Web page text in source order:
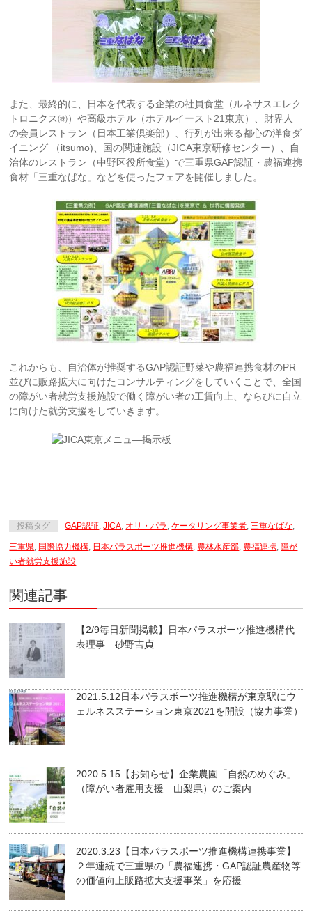
また、最終的に、日本を代表する企業の社員食堂（ルネサスエレク
トロニクス㈱）や高級ホテル（ホテルイースト21東京）、財界人
の会員レストラン（日本工業倶楽部）、行列が出来る都心の洋食ダ
イニング （itsumo)、国の関連施設（JICA東京研修センター）、自
治体のレストラン（中野区役所食堂）で三重県GAP認証・農福連携
食材「三重なばな」などを使ったフェアを開催しました。
これからも、自治体が推奨するGAP認証野菜や農福連携食材のPR
並びに販路拡大に向けたコンサルティングをしていくことで、全国
の障がい者就労支援施設で働く障がい者の工賃向上、ならびに自立
に向けた就労支援をしていきます。
投稿タグ GAP認証,JICA, オリ・パラ ,ケータリング事業者,三重なばな,
三重県, 国際協力機構, 日本パラスポーツ推進機構, 農林水産部, 農福連携, 障が
い者就労支援施設
関連記事
【2/9毎日新聞掲載】日本パラスポーツ推進機構代
表理事 砂野吉貞
2021.5.12日本パラスポーツ推進機構が東京駅にウ
ェルネスステーション東京2021を開設（協力事業）
2020.5.15【お知らせ】企業農園「自然のめぐみ」
（障がい者雇用支援 山梨県）のご案内
2020.3.23【日本パラスポーツ推進機構連携事業】
２年連続で三重県の「農福連携・GAP認証農産物等
の価値向上販路拡大支援事業」を応援